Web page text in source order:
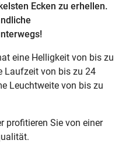
Ecken zu erhellen.
eine Helligkeit von bis zu
Laufzeit von bis zu 24
Leuchtweite von bis zu
profitieren Sie von einer